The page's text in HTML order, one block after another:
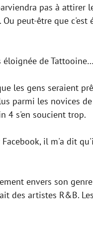
pas à attirer
Ou peut-être que
éloignée de Tattooine…
les gens seraient
parmi les novices
4 s'en soucient trop.
il m'a dit
envers son
des artistes R&B.